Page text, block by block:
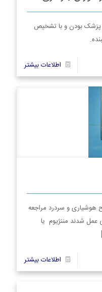
پزشک بودن و با تشخیص
اطلاعات بیشتر
هوشیاری و سردرد مراجعه
عمل شدند مننژيوم یا
اطلاعات بیشتر